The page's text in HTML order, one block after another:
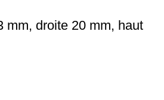
mm, droite 20 mm, haut